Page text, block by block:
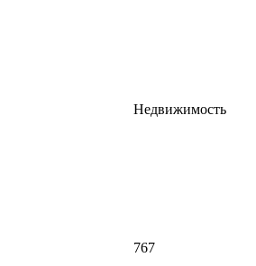
Недвижимость
767